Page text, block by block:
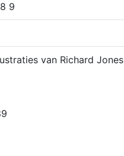
9
van Richard Jones